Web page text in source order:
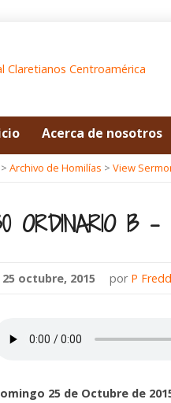
Acerca de nosotros
> Archivo de Homilías > View
ORDINARIO B
25 octubre, 2015 por P
25 de Octubre de